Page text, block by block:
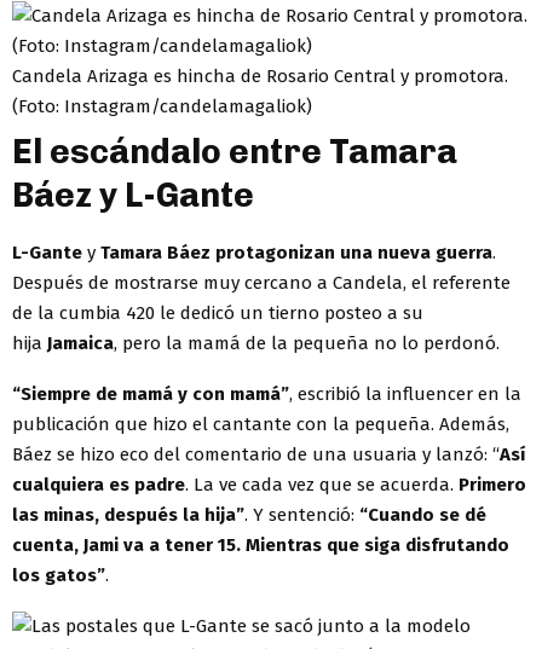
Candela Arizaga es hincha de Rosario Central y promotora.
(Foto: Instagram/candelamagaliok)
El escándalo entre Tamara
Báez y L-Gante
L-Gante y Tamara Báez protagonizan una nueva guerra.
Después de mostrarse muy cercano a Candela, el referente
de la cumbia 420 le dedicó un tierno posteo a su
hija Jamaica, pero la mamá de la pequeña no lo perdonó.
“Siempre de mamá y con mamá”, escribió la influencer en la
publicación que hizo el cantante con la pequeña. Además,
Báez se hizo eco del comentario de una usuaria y lanzó: “Así
cualquiera es padre. La ve cada vez que se acuerda. Primero
las minas, después la hija”. Y sentenció: “Cuando se dé
cuenta, Jami va a tener 15. Mientras que siga disfrutando
los gatos”.